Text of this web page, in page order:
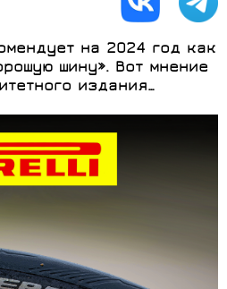
на 2024 год как
шину». Вот мнение
издания…